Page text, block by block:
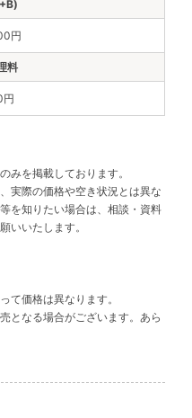
円
円
みを掲載しております。
実際の価格や空き状況とは異な
を知りたい場合は、相談・資料
いいたします。
て価格は異なります。
となる場合がございます。あら